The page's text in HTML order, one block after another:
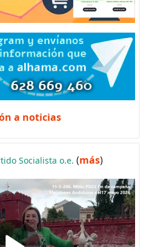
a noticias
Socialista o.e. (más)